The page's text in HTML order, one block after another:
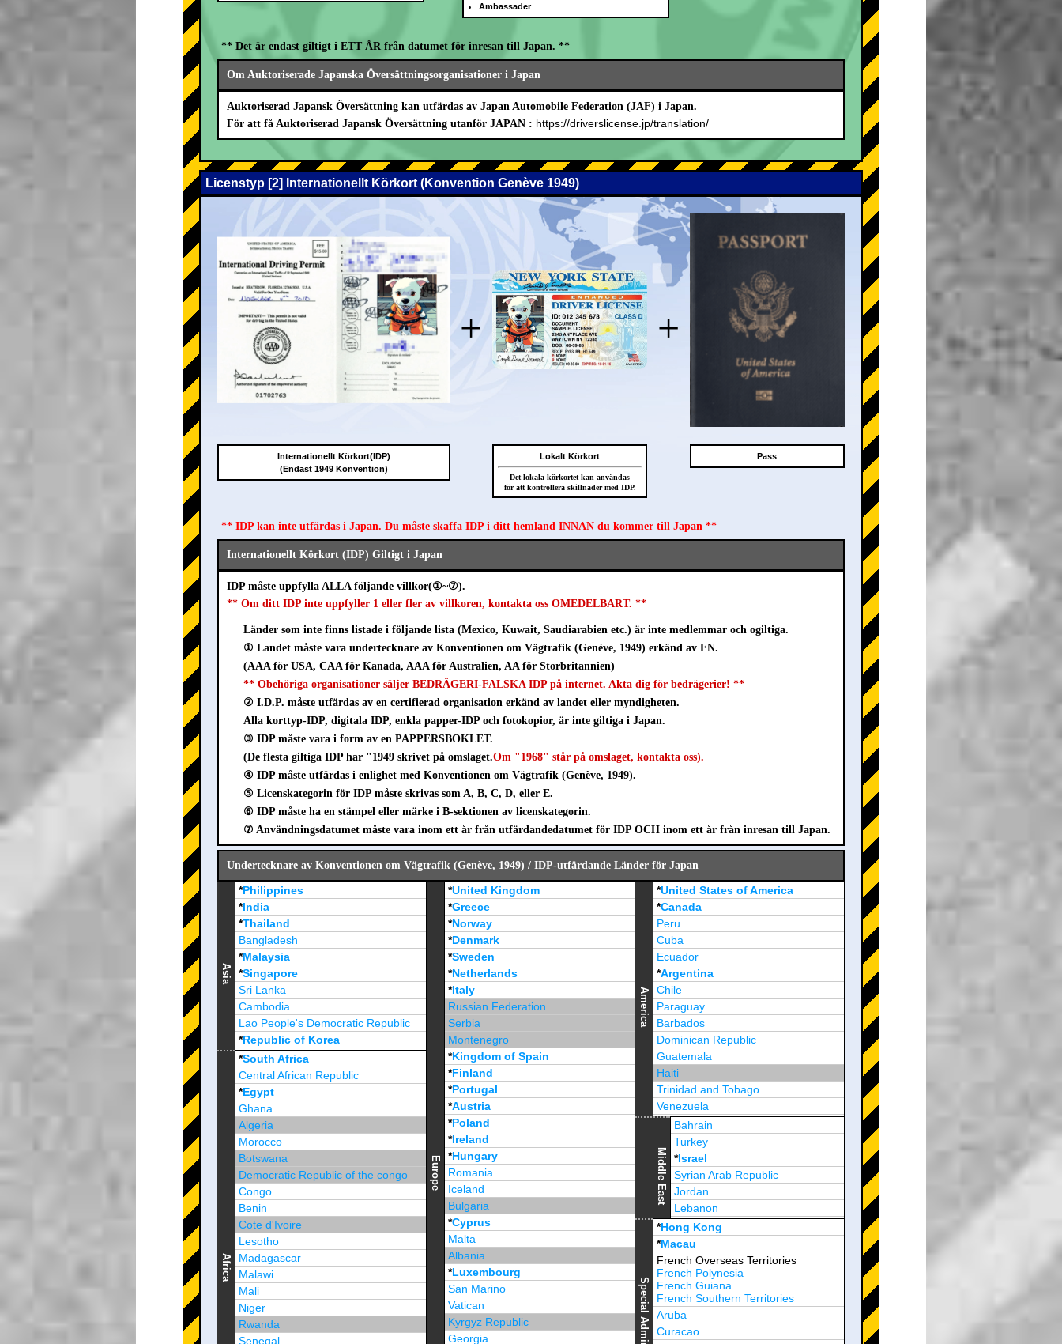
Ambassader
** Det är endast giltigt i ETT ÅR från datumet för inresan till Japan. **
Om Auktoriserade Japanska Översättningsorganisationer i Japan
Auktoriserad Japansk Översättning kan utfärdas av Japan Automobile Federation (JAF) i Japan.
För att få Auktoriserad Japansk Översättning utanför JAPAN : https://driverslicense.jp/translation/
Licenstyp [2] Internationellt Körkort (Konvention Genève 1949)
+ +
Internationellt Körkort(IDP)
(Endast 1949 Konvention)
Lokalt Körkort
Det lokala körkortet kan användas
för att kontrollera skillnader med IDP.
Pass
** IDP kan inte utfärdas i Japan. Du måste skaffa IDP i ditt hemland INNAN du kommer till Japan **
Internationellt Körkort (IDP) Giltigt i Japan
IDP måste uppfylla ALLA följande villkor(①~⑦).
** Om ditt IDP inte uppfyller 1 eller fler av villkoren, kontakta oss OMEDELBART. **
Länder som inte finns listade i följande lista (Mexico, Kuwait, Saudiarabien etc.) är inte medlemmar och ogiltiga.
① Landet måste vara undertecknare av Konventionen om Vägtrafik (Genève, 1949) erkänd av FN.
(AAA för USA, CAA för Kanada, AAA för Australien, AA för Storbritannien)
** Obehöriga organisationer säljer BEDRÄGERI-FALSKA IDP på internet. Akta dig för bedrägerier! **
② I.D.P. måste utfärdas av en certifierad organisation erkänd av landet eller myndigheten.
Alla korttyp-IDP, digitala IDP, enkla papper-IDP och fotokopior, är inte giltiga i Japan.
③ IDP måste vara i form av en PAPPERSBOKLET.
(De flesta giltiga IDP har "1949 skrivet på omslaget.Om "1968" står på omslaget, kontakta oss).
④ IDP måste utfärdas i enlighet med Konventionen om Vägtrafik (Genève, 1949).
⑤ Licenskategorin för IDP måste skrivas som A, B, C, D, eller E.
⑥ IDP måste ha en stämpel eller märke i B-sektionen av licenskategorin.
⑦ Användningsdatumet måste vara inom ett år från utfärdandedatumet för IDP OCH inom ett år från inresan till Japan.
Undertecknare av Konventionen om Vägtrafik (Genève, 1949) / IDP-utfärdande Länder för Japan
Asia
*Philippines
*India
*Thailand
Bangladesh
*Malaysia
*Singapore
Sri Lanka
Cambodia
Lao People's Democratic Republic
*Republic of Korea
Brunei Darussalam
Africa
*South Africa
Central African Republic
*Egypt
Ghana
Algeria
Morocco
Botswana
Democratic Republic of the congo
Congo
Benin
Cote d'Ivoire
Lesotho
Madagascar
Malawi
Mali
Niger
Rwanda
Senegal
Europe
*United Kingdom
*Greece
*Norway
*Denmark
*Sweden
*Netherlands
*Italy
Russian Federation
Serbia
Montenegro
*Kingdom of Spain
*Finland
*Portugal
*Austria
*Poland
*Ireland
*Hungary
Romania
Iceland
Bulgaria
*Cyprus
Malta
Albania
*Luxembourg
San Marino
Vatican
Kyrgyz Republic
Georgia
America
*United States of America
*Canada
Peru
Cuba
Ecuador
*Argentina
Chile
Paraguay
Barbados
Dominican Republic
Guatemala
Haiti
Trinidad and Tobago
Venezuela
Jamaica
Middle East
Bahrain
Turkey
*Israel
Syrian Arab Republic
Jordan
Lebanon
*United Arab Emirates
*Hong Kong
*Macau
French Overseas Territories
French Polynesia
French Guiana
French Southern Territories
Aruba
Curacao